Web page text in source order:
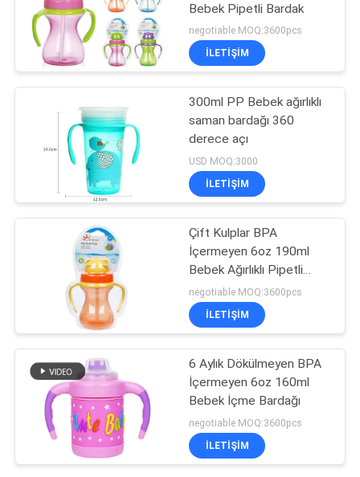
TÜM
SERVIS
TALEPLERI
SHOPPING
HARITASI
PRIVACY
POLICY
Cam Bebek
Biberonları
Bebek Silikon Emzik
33
Silikon Bebek Emziği
37
Bebek Pipetli Bardak
negotiable MOQ:3600pcs
ILETIŞIM
300ml PP Bebek ağırlıklı
saman bardağı 360
derece açı
USD MOQ:3000
ILETIŞIM
Çift Kulplar BPA
İçermeyen 6oz 190ml
Bebek Ağırlıklı Pipetli
Bardak
negotiable MOQ:3600pcs
ILETIŞIM
6 Aylık Dökülmeyen BPA
İçermeyen 6oz 160ml
Bebek İçme Bardağı
negotiable MOQ:3600pcs
ILETIŞIM